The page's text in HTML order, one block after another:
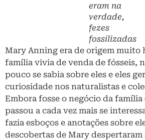
eram na
verdade,
fezes
fossilizadas
Mary Anning era de origem muito
família vivia de venda de fósseis,
pouco se sabia sobre eles e eles
curiosidade nos naturalistas e
Embora fosse o negócio da família
passou a cada vez mais se
fazia esboços e anotações sobre
descobertas de Mary despertaram